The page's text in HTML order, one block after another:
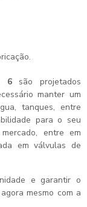
6são projetados
manter um
tanques, entre
para o seu
entre em
em válvulas de
e garantir o
mesmo com a